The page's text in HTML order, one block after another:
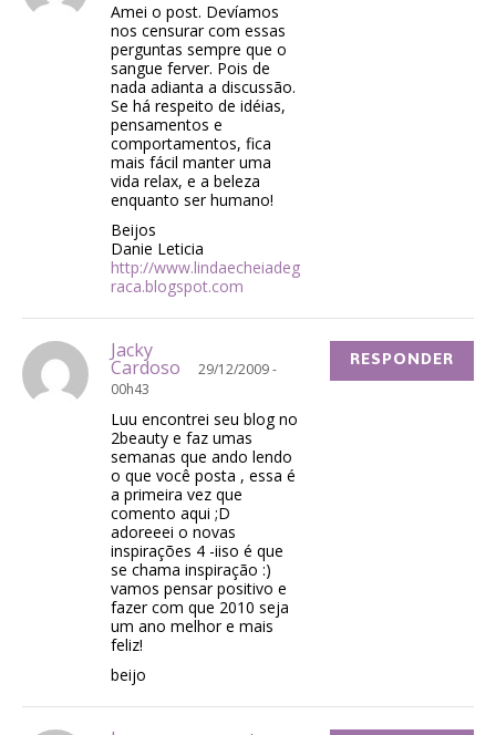
Amei o post. Devíamos
nos censurar com essas
perguntas sempre que o
sangue ferver. Pois de
nada adianta a discussão.
Se há respeito de idéias,
pensamentos e
comportamentos, fica
mais fácil manter uma
vida relax, e a beleza
enquanto ser humano!
Beijos
Danie Leticia
http://www.lindaecheiadeg
raca.blogspot.com
Jacky
Cardoso
29/12/2009 -
00h43
Luu encontrei seu blog no
2beauty e faz umas
semanas que ando lendo
o que você posta , essa é
a primeira vez que
comento aqui ;D
adoreeei o novas
inspirações 4 -iiso é que
se chama inspiração :)
vamos pensar positivo e
fazer com que 2010 seja
um ano melhor e mais
feliz!
beijo
RESPONDER